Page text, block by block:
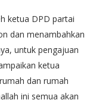
ketua DPD partai
dan menambahkan
untuk pengajuan
ketua
dan rumah
ini semua akan